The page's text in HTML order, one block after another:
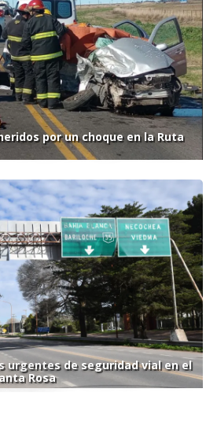
por un choque en la Ruta
urgentes de seguridad vial en el
Rosa